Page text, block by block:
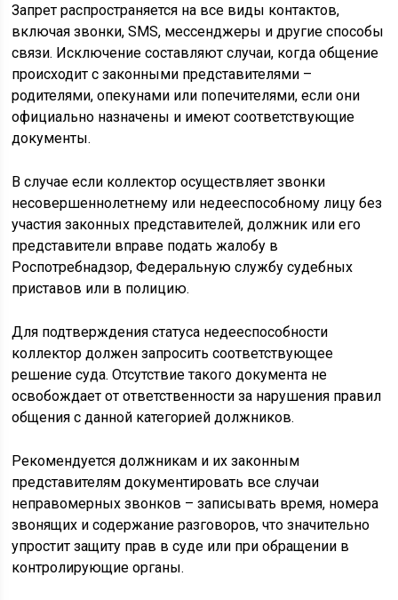
Запрет распространяется на все виды контактов,
включая звонки, SMS, мессенджеры и другие способы
связи. Исключение составляют случаи, когда общение
происходит с законными представителями –
родителями, опекунами или попечителями, если они
официально назначены и имеют соответствующие
документы.
В случае если коллектор осуществляет звонки
несовершеннолетнему или недееспособному лицу без
участия законных представителей, должник или его
представители вправе подать жалобу в
Роспотребнадзор, Федеральную службу судебных
приставов или в полицию.
Для подтверждения статуса недееспособности
коллектор должен запросить соответствующее
решение суда. Отсутствие такого документа не
освобождает от ответственности за нарушения правил
общения с данной категорией должников.
Рекомендуется должникам и их законным
представителям документировать все случаи
неправомерных звонков – записывать время, номера
звонящих и содержание разговоров, что значительно
упростит защиту прав в суде или при обращении в
контролирующие органы.